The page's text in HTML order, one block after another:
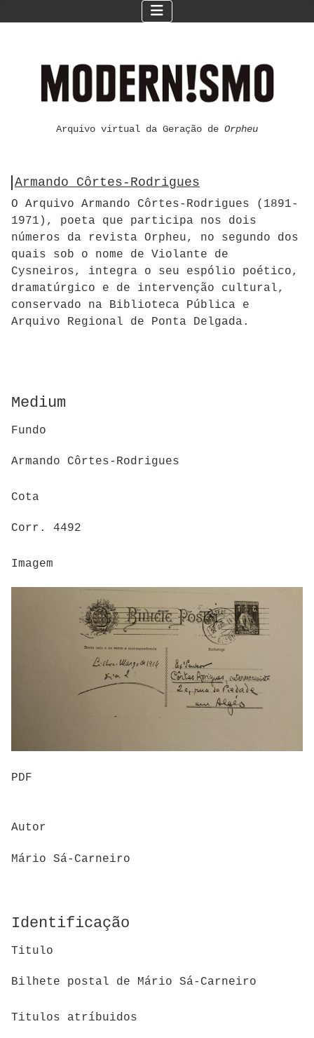
Arquivo virtual da Geração de Orpheu
Armando Côrtes-Rodrigues
O Arquivo Armando Côrtes-Rodrigues (1891-
1971), poeta que participa nos dois
números da revista Orpheu, no segundo dos
quais sob o nome de Violante de
Cysneiros, integra o seu espólio poético,
dramatúrgico e de intervenção cultural,
conservado na Biblioteca Pública e
Arquivo Regional de Ponta Delgada.
Medium
Fundo
Armando Côrtes-Rodrigues
Cota
Corr. 4492
Imagem
PDF
Autor
Mário Sá-Carneiro
Identificação
Titulo
Bilhete postal de Mário Sá-Carneiro
Titulos atríbuidos